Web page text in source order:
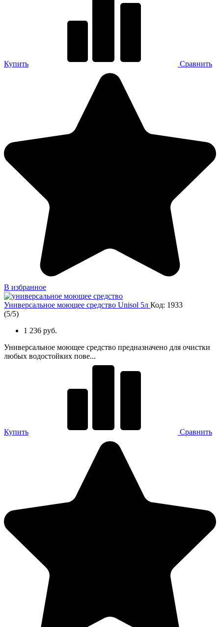
Купить Сравнить
В избранное
Универсальное моющее средство Unisol 5л Код: 1933
(5/5)
1 236 руб.
Универсальное моющее средство предназначено для очистки
любых водостойких пове...
Купить Сравнить